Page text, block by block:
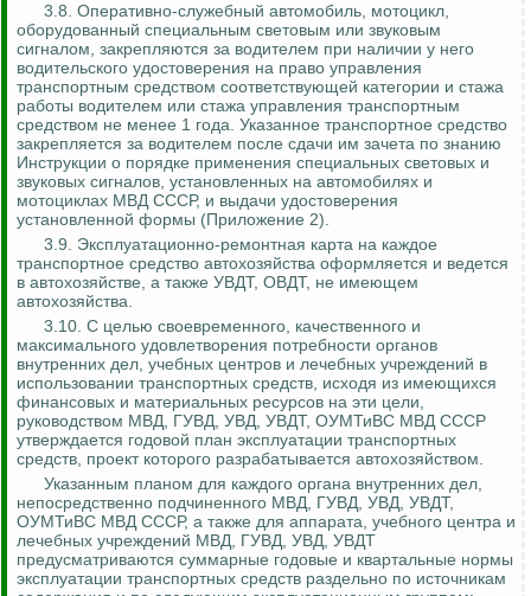
3.8. Оперативно-служебный автомобиль, мотоцикл,
оборудованный специальным световым или звуковым
сигналом, закрепляются за водителем при наличии у него
водительского удостоверения на право управления
транспортным средством соответствующей категории и стажа
работы водителем или стажа управления транспортным
средством не менее 1 года. Указанное транспортное средство
закрепляется за водителем после сдачи им зачета по знанию
Инструкции о порядке применения специальных световых и
звуковых сигналов, установленных на автомобилях и
мотоциклах МВД СССР, и выдачи удостоверения
установленной формы (Приложение 2).
3.9. Эксплуатационно-ремонтная карта на каждое
транспортное средство автохозяйства оформляется и ведется
в автохозяйстве, а также УВДТ, ОВДТ, не имеющем
автохозяйства.
3.10. С целью своевременного, качественного и
максимального удовлетворения потребности органов
внутренних дел, учебных центров и лечебных учреждений в
использовании транспортных средств, исходя из имеющихся
финансовых и материальных ресурсов на эти цели,
руководством МВД, ГУВД, УВД, УВДТ, ОУМТиВС МВД СССР
утверждается годовой план эксплуатации транспортных
средств, проект которого разрабатывается автохозяйством.
Указанным планом для каждого органа внутренних дел,
непосредственно подчиненного МВД, ГУВД, УВД, УВДТ,
ОУМТиВС МВД СССР, а также для аппарата, учебного центра и
лечебных учреждений МВД, ГУВД, УВД, УВДТ
предусматриваются суммарные годовые и квартальные нормы
эксплуатации транспортных средств раздельно по источникам